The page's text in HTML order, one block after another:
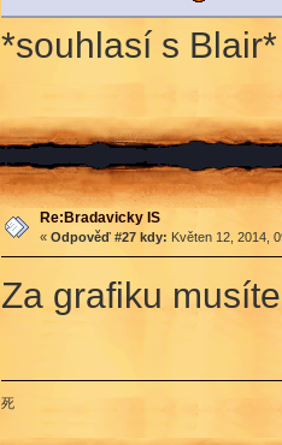
*souhlasí s
Re:Bradavicky IS
« Odpověď #27 kdy: Květen 12, 2014,
Za grafiku
死